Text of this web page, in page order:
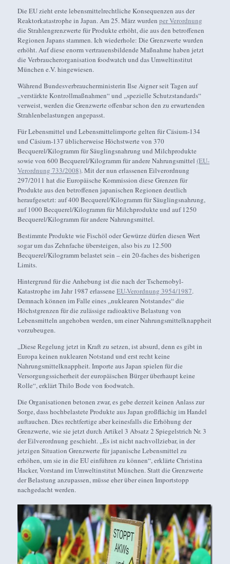
Die EU zieht erste lebensmittelrechtliche Konsequenzen aus der
Reaktorkatastrophe in Japan. Am 25. März wurdenper Verordnung
die Strahlengrenzwerte für Produkte erhöht, die aus den betroffenen
Regionen Japans stammen. Ich wiederhole: Die Grenzwerte wurden
erhöht. Auf diese enorm vertrauensbildende Maßnahme haben jetzt
die Verbraucherorganisation foodwatch und das Umweltinstitut
München e.V. hingewiesen.
Während Bundesverbraucherministerin Ilse Aigner seit Tagen auf
„verstärkte Kontrollmaßnahmen“ und „spezielle Schutzstandards“
verweist, werden die Grenzwerte offenbar schon den zu erwartenden
Strahlenbelastungen angepasst.
Für Lebensmittel und Lebensmittelimporte gelten für Cäsium-134
und Cäsium-137 üblicherweise Höchstwerte von 370
Becquerel/Kilogramm für Säuglingsnahrung und Milchprodukte
sowie von 600 Becquerel/Kilogramm für andere Nahrungsmittel(EU-
Verordnung 733/2008). Mit der nun erlassenen Eilverordnung
297/2011 hat die Europäische Kommission diese Grenzen für
Produkte aus den betroffenen japanischen Regionen deutlich
heraufgesetzt: auf 400 Becquerel/Kilogramm für Säuglingsnahrung,
auf 1000 Becquerel/Kilogramm für Milchprodukte und auf 1250
Becquerel/Kilogramm für andere Nahrungsmittel.
Bestimmte Produkte wie Fischöl oder Gewürze dürfen diesen Wert
sogar um das Zehnfache übersteigen, also bis zu 12.500
Becquerel/Kilogramm belastet sein – ein 20-faches des bisherigen
Limits.
Hintergrund für die Anhebung ist die nach der Tschernobyl-
Katastrophe im Jahr 1987 erlasseneEU-Verordnung 3954/1987.
Demnach können im Falle eines „nuklearen Notstandes“ die
Höchstgrenzen für die zulässige radioaktive Belastung von
Lebensmitteln angehoben werden, um einer Nahrungsmittelknappheit
vorzubeugen.
„Diese Regelung jetzt in Kraft zu setzen, ist absurd, denn es gibt in
Europa keinen nuklearen Notstand und erst recht keine
Nahrungsmittelknappheit. Importe aus Japan spielen für die
Versorgungssicherheit der europäischen Bürger überhaupt keine
Rolle“, erklärt Thilo Bode von foodwatch.
Die Organisationen betonen zwar, es gebe derzeit keinen Anlass zur
Sorge, dass hochbelastete Produkte aus Japan großflächig im Handel
auftauchen. Dies rechtfertige aber keinesfalls die Erhöhung der
Grenzwerte, wie sie jetzt durch Artikel 3 Absatz 2 Spiegelstrich Nr. 3
der Eilverordnung geschieht. „Es ist nicht nachvollziebar, in der
jetzigen Situation Grenzwerte für japanische Lebensmittel zu
erhöhen, um sie in die EU einführen zu können“, erklärte Christina
Hacker, Vorstand im Umweltinstitut München. Statt die Grenzwerte
der Belastung anzupassen, müsse eher über einen Importstopp
nachgedacht werden.